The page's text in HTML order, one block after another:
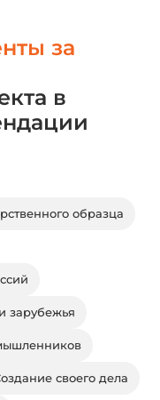
за
в
образца
зарубежья
своего дела